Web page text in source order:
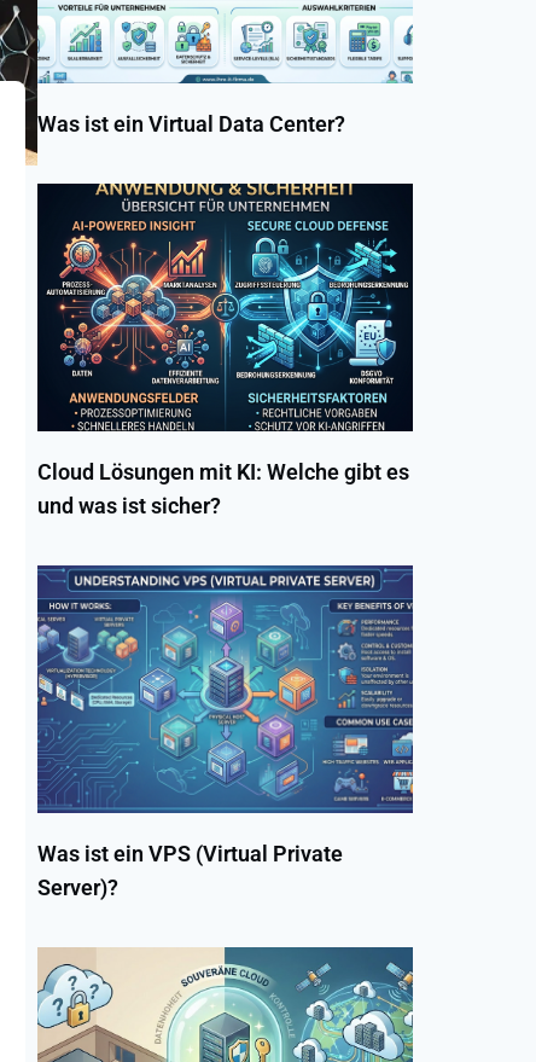
Was ist ein Virtual Data Center?
Cloud Lösungen mit KI: Welche gibt es
und was ist sicher?
Was ist ein VPS (Virtual Private
Server)?